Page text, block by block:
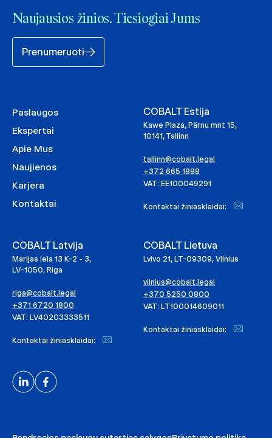
Naujausios žinios. Tiesiogiai Jums
Prenumeruoti
Paslaugos
Ekspertai
Apie Mus
Naujienos
Karjera
Kontaktai
COBALT Estija
Kawe Plaza, Pärnu mnt 15,
10141, Tallinn
tallinn@cobalt.legal
+372 665 1888
VAT: EE100049291
Kontaktai žiniasklaidai:
COBALT Latvija
Marijas iela 13 K-2 - 3,
LV-1050, Riga
riga@cobalt.legal
+371 6720 1800
VAT: LV40203333511
Kontaktai žiniasklaidai:
COBALT Lietuva
Lvivo 21, LT-09309, Vilnius
vilnius@cobalt.legal
+370 5250 0800
VAT: LT100014609011
Kontaktai žiniasklaidai: